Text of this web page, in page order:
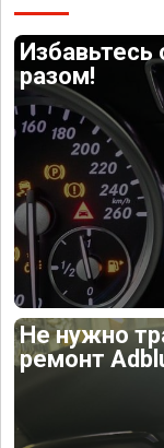
Избавьтесь
разом!
Не нужно
ремонт